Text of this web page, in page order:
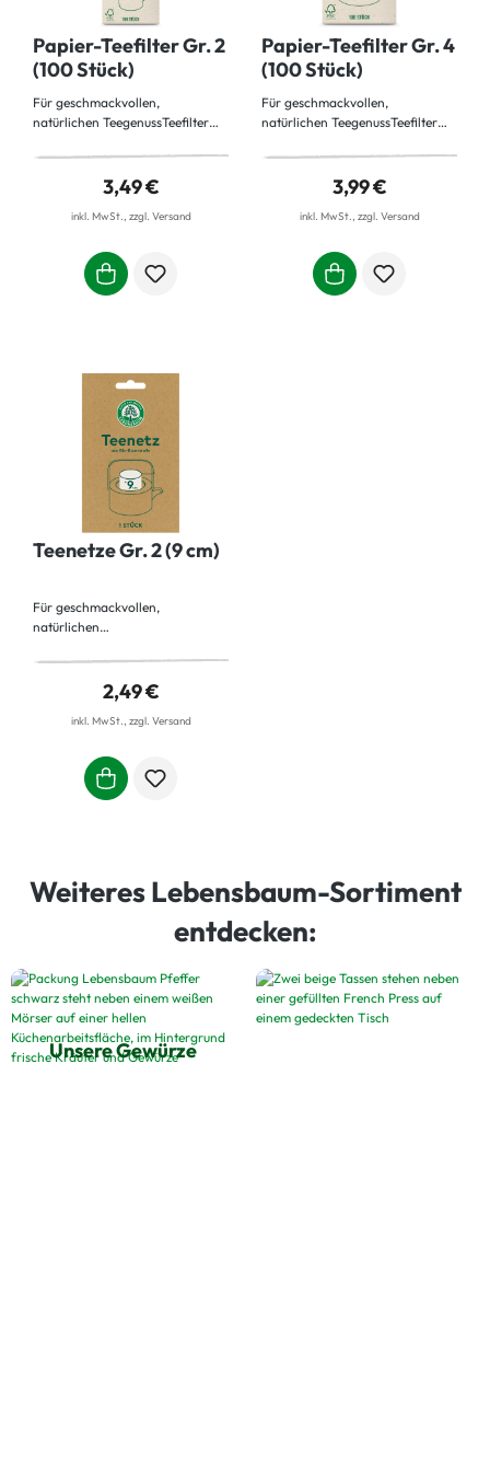
Papier-Teefilter Gr. 2
(100 Stück)
Für geschmackvollen,
natürlichen TeegenussTeefilter
kompostierbar.
3,49 €
inkl. MwSt., zzgl. Versand
Papier-Teefilter Gr. 4
(100 Stück)
Für geschmackvollen,
natürlichen TeegenussTeefilter
kompostierbar.
3,99 €
inkl. MwSt., zzgl. Versand
Teenetze Gr. 2 (9 cm)
Für geschmackvollen,
natürlichen
Teenetz aus Baumwolle.
2,49 €
inkl. MwSt., zzgl. Versand
Weiteres Lebensbaum-Sortiment
entdecken:
Unsere Gewürze